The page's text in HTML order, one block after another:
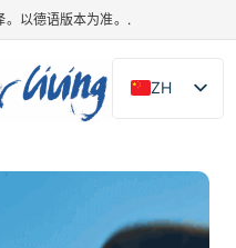
。以德语版本为准。.
ZH
DE
PL